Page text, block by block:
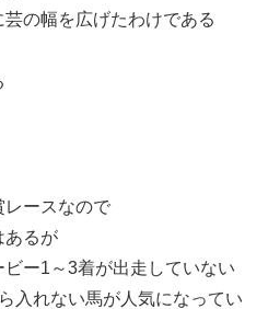
の幅を広げたわけである
レースなので
あるが
ー1～3着が出走していない
入れない馬が人気になってい